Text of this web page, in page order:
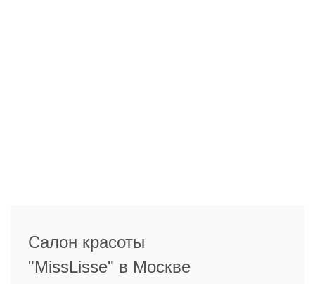
Салон красоты
"MissLisse" в Москве